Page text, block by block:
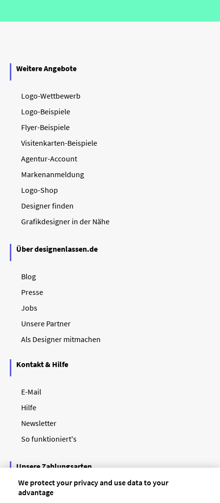
Weitere Angebote
Logo-Wettbewerb
Logo-Beispiele
Flyer-Beispiele
Visitenkarten-Beispiele
Agentur-Account
Markenanmeldung
Logo-Shop
Designer finden
Grafikdesigner in der Nähe
Über designenlassen.de
Blog
Presse
Jobs
Unsere Partner
Als Designer mitmachen
Kontakt & Hilfe
E-Mail
Hilfe
Newsletter
So funktioniert's
Unsere Zahlungsarten
We protect your privacy and use data to your
advantage